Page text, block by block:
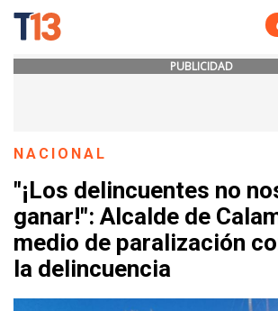
PUBLICIDAD
NACIONAL
"¡Los delincuentes no
ganar!": Alcalde de
medio de paralización
la delincuencia